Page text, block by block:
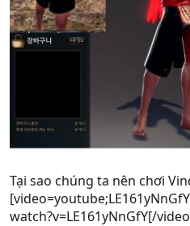
Tại sao chúng ta nên chơi
watch?v=LE161yNnGfY[/